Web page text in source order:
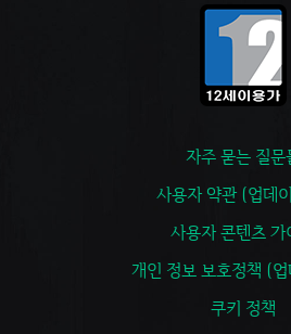
자주 묻는 질문
사용자 약관 (업데
사용자 콘텐츠 가
개인 정보 보호정책 (
쿠키 정책